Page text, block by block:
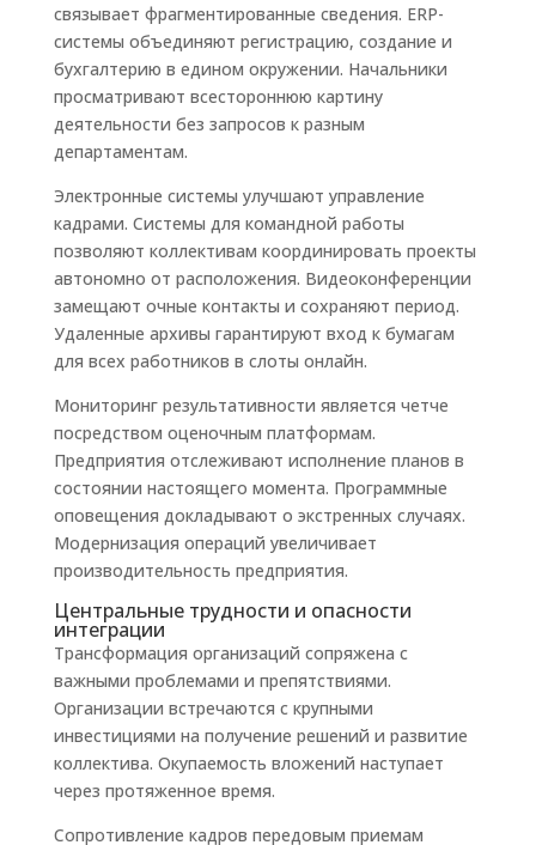
связывает фрагментированные сведения. ERP-
системы объединяют регистрацию, создание и
бухгалтерию в едином окружении. Начальники
просматривают всестороннюю картину
деятельности без запросов к разным
департаментам.
Электронные системы улучшают управление
кадрами. Системы для командной работы
позволяют коллективам координировать проекты
автономно от расположения. Видеоконференции
замещают очные контакты и сохраняют период.
Удаленные архивы гарантируют вход к бумагам
для всех работников в слоты онлайн.
Мониторинг результативности является четче
посредством оценочным платформам.
Предприятия отслеживают исполнение планов в
состоянии настоящего момента. Программные
оповещения докладывают о экстренных случаях.
Модернизация операций увеличивает
производительность предприятия.
Центральные трудности и опасности
интеграции
Трансформация организаций сопряжена с
важными проблемами и препятствиями.
Организации встречаются с крупными
инвестициями на получение решений и развитие
коллектива. Окупаемость вложений наступает
через протяженное время.
Сопротивление кадров передовым приемам